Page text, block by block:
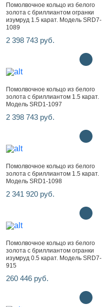
Помолвочное кольцо из белого
золота с бриллиантом огранки
изумруд 1.5 карат. Модель SRD7-
1089
2 398 743 руб.
Помолвочное кольцо из белого
золота с бриллиантом 1.5 карат.
Модель SRD1-1097
2 398 743 руб.
Помолвочное кольцо из белого
золота с бриллиантом 1.5 карат.
Модель SRD1-1098
2 341 920 руб.
Помолвочное кольцо из белого
золота с бриллиантом огранки
изумруд 0.5 карат. Модель SRD7-
915
260 446 руб.